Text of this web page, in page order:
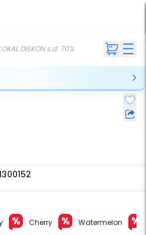
DISKON s.d. 70%
Cherry Watermelon